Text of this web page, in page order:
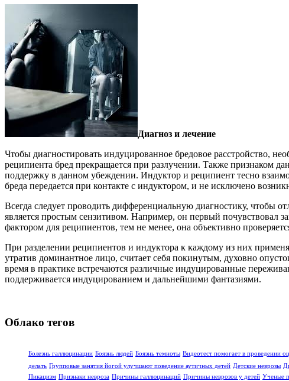
Диагноз и лечение
Чтобы диагностировать индуцированное бредовое расстройство,
реципиента бред прекращается при разлучении. Также признаком
поддержку в данном убеждении. Индуктор и реципиент тесно
бреда передается при контакте с индуктором, и не исключено
Всегда следует проводить дифференциальную диагностику, чтобы
является простым сензитивом. Например, он первый
фактором для реципиентов, тем не менее, она объективно
При разделении реципиентов и индуктора к каждому из них
утратив доминантное лицо, считает себя покинутым, духовно
время в практике встречаются различные индуцированные
поддерживается индуцированием и дальнейшими фантазиями.
Облако тегов
Болезнь галлюцинации Боязнь людей Боязнь темноты Видеотест помогает в проведении
делать Групповые занятия йогой улучшают поведение аутичных детей Детские неврозы
Пикацизм Признаки невроза Причины галлюцинаций Причины неврозов у детей Ученые